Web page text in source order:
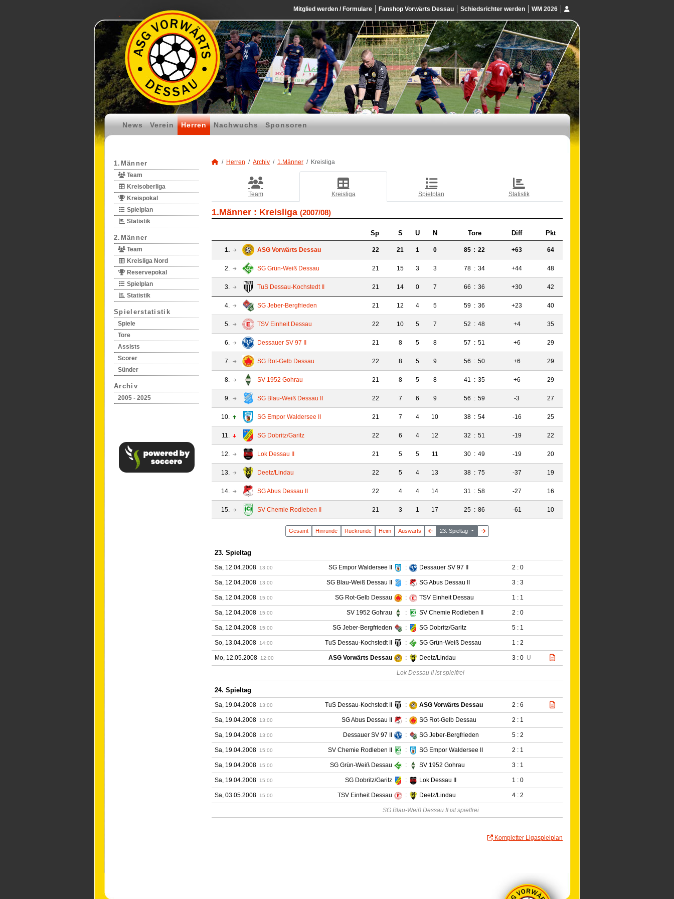
Mitglied werden / Formulare Fanshop Vorwärts Dessau Schiedsrichter werden WM 2026
News Verein Herren Nachwuchs Sponsoren
1.Männer
Team
Kreisoberliga
Kreispokal
Spielplan
Statistik
2.Männer
Team
Kreisliga Nord
Reservepokal
Spielplan
Statistik
Spielerstatistik
Spiele
Tore
Assists
Scorer
Sünder
Archiv
2005 - 2025
Herren Archiv 1.Männer Kreisliga
Team Kreisliga Spielplan Statistik
1.Männer : Kreisliga (2007/08)
Sp S U N Tore Diff Pkt
1. ASG Vorwärts Dessau 22 21 1 0 85 : 22 +63 64
2. SG Grün-Weiß Dessau 21 15 3 3 78 : 34 +44 48
3. TuS Dessau-Kochstedt II 21 14 0 7 66 : 36 +30 42
4. SG Jeber-Bergfrieden 21 12 4 5 59 : 36 +23 40
5. TSV Einheit Dessau 22 10 5 7 52 : 48 +4 35
6. Dessauer SV 97 II 21 8 5 8 57 : 51 +6 29
7. SG Rot-Gelb Dessau 22 8 5 9 56 : 50 +6 29
8. SV 1952 Gohrau 21 8 5 8 41 : 35 +6 29
9. SG Blau-Weiß Dessau II 22 7 6 9 56 : 59 -3 27
10. SG Empor Waldersee II 21 7 4 10 38 : 54 -16 25
11. SG Dobritz/Garitz 22 6 4 12 32 : 51 -19 22
12. Lok Dessau II 21 5 5 11 30 : 49 -19 20
13. Deetz/Lindau 22 5 4 13 38 : 75 -37 19
14. SG Abus Dessau II 22 4 4 14 31 : 58 -27 16
15. SV Chemie Rodleben II 21 3 1 17 25 : 86 -61 10
Gesamt Hinrunde Rückrunde Heim Auswärts 23. Spieltag
23. Spieltag
Sa, 12.04.2008 13:00 SG Empor Waldersee II : Dessauer SV 97 II 2 : 0
Sa, 12.04.2008 13:00 SG Blau-Weiß Dessau II : SG Abus Dessau II 3 : 3
Sa, 12.04.2008 15:00 SG Rot-Gelb Dessau : TSV Einheit Dessau 1 : 1
Sa, 12.04.2008 15:00 SV 1952 Gohrau : SV Chemie Rodleben II 2 : 0
Sa, 12.04.2008 15:00 SG Jeber-Bergfrieden : SG Dobritz/Garitz 5 : 1
So, 13.04.2008 14:00 TuS Dessau-Kochstedt II : SG Grün-Weiß Dessau 1 : 2
Mo, 12.05.2008 12:00 ASG Vorwärts Dessau : Deetz/Lindau 3 : 0 U
Lok Dessau II ist spielfrei
24. Spieltag
Sa, 19.04.2008 13:00 TuS Dessau-Kochstedt II : ASG Vorwärts Dessau 2 : 6
Sa, 19.04.2008 13:00 SG Abus Dessau II : SG Rot-Gelb Dessau 2 : 1
Sa, 19.04.2008 13:00 Dessauer SV 97 II : SG Jeber-Bergfrieden 5 : 2
Sa, 19.04.2008 15:00 SV Chemie Rodleben II : SG Empor Waldersee II 2 : 1
Sa, 19.04.2008 15:00 SG Grün-Weiß Dessau : SV 1952 Gohrau 3 : 1
Sa, 19.04.2008 15:00 SG Dobritz/Garitz : Lok Dessau II 1 : 0
Sa, 03.05.2008 15:00 TSV Einheit Dessau : Deetz/Lindau 4 : 2
SG Blau-Weiß Dessau II ist spielfrei
Kompletter Ligaspielplan